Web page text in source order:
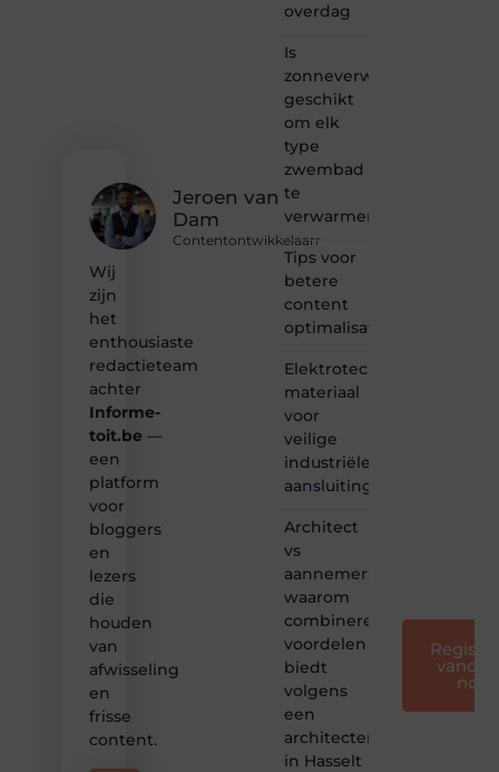
Jeroen van
Dam
Contentontwikkelaarr
Wij
zijn
het
enthousiaste
redactieteam
achter
Informe-
toit.be —
een
platform
voor
bloggers
en
lezers
die
houden
van
afwisseling
en
frisse
content.
overdag
Is
zonneverwarming
geschikt
om elk
type
zwembad
te
verwarmen?
Tips voor
betere
content
optimalisatie
Elektrotechnisch
materiaal
voor
veilige
industriële
aansluitingen
Architect
vs
aannemer:
waarom
combineren
voordelen
biedt
volgens
een
architectenbureau
in Hasselt
nog